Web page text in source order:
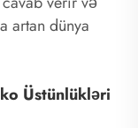
artan dünya
Üstünlükləri